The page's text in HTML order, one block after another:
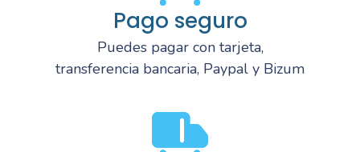
Pago seguro
Puedes pagar con tarjeta,
transferencia bancaria, Paypal y Bizum